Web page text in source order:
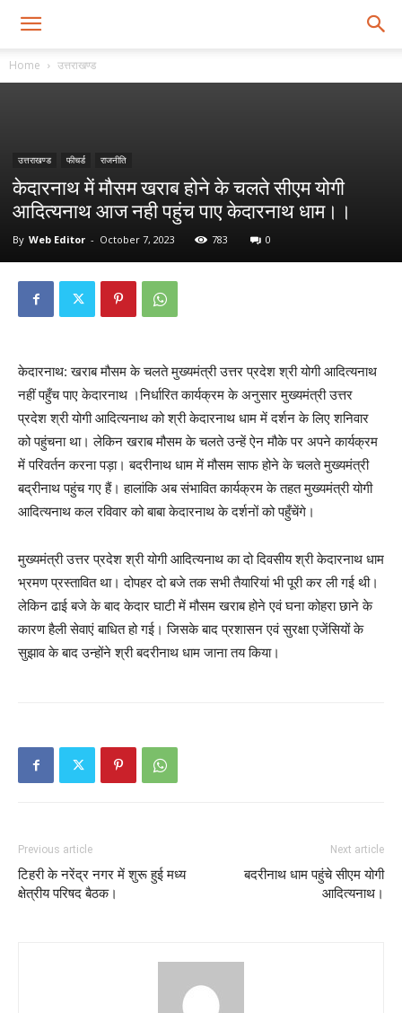
Home उत्तराखण्ड
उत्तराखण्ड फीचर्ड राजनीति
केदारनाथ में मौसम खराब होने के चलते सीएम योगी
आदित्यनाथ आज नही पहुंच पाए केदारनाथ धाम।।
By Web Editor - October 7, 2023 783 0
केदारनाथ: खराब मौसम के चलते मुख्यमंत्री उत्तर प्रदेश श्री योगी आदित्यनाथ
नहीं पहुँच पाए केदारनाथ ।निर्धारित कार्यक्रम के अनुसार मुख्यमंत्री उत्तर
प्रदेश श्री योगी आदित्यनाथ को श्री केदारनाथ धाम में दर्शन के लिए शनिवार
को पहुंचना था। लेकिन खराब मौसम के चलते उन्हें ऐन मौके पर अपने कार्यक्रम
में परिवर्तन करना पड़ा। बदरीनाथ धाम में मौसम साफ होने के चलते मुख्यमंत्री
बद्रीनाथ पहुंच गए हैं। हालांकि अब संभावित कार्यक्रम के तहत मुख्यमंत्री योगी
आदित्यनाथ कल रविवार को बाबा केदारनाथ के दर्शनों को पहुँचेंगे।
मुख्यमंत्री उत्तर प्रदेश श्री योगी आदित्यनाथ का दो दिवसीय श्री केदारनाथ धाम
भ्रमण प्रस्तावित था। दोपहर दो बजे तक सभी तैयारियां भी पूरी कर ली गई थी।
लेकिन ढाई बजे के बाद केदार घाटी में मौसम खराब होने एवं घना कोहरा छाने के
कारण हैली सेवाएं बाधित हो गई। जिसके बाद प्रशासन एवं सुरक्षा एजेंसियों के
सुझाव के बाद उन्होंने श्री बदरीनाथ धाम जाना तय किया।
Previous article
टिहरी के नरेंद्र नगर में शुरू हुई मध्य
क्षेत्रीय परिषद बैठक।
Next article
बदरीनाथ धाम पहुंचे सीएम योगी
आदित्यनाथ।